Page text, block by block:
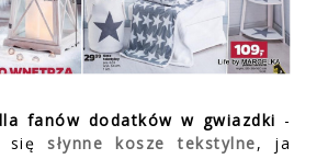
fanów dodatków w gwiazdki -
sięsłynne kosze tekstylne, ja